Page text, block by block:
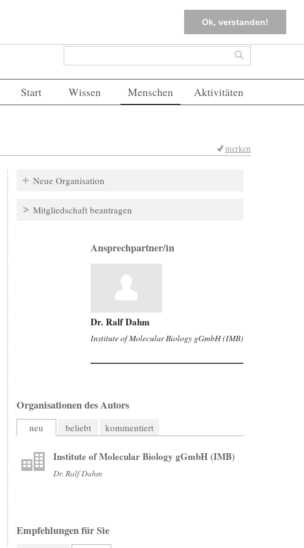
Ok, verstanden!
FAQs Einloggen
Suchformular Suche
Start Wissen Menschen Aktivitäten
merken
Neue Organisation
Mitgliedschaft beantragen
Ansprechpartner/in
Dr. Ralf Dahm
Institute of Molecular Biology gGmbH (IMB)
Organisationen des Autors
neu beliebt kommentiert
Institute of Molecular Biology gGmbH (IMB)
Dr. Ralf Dahm
Empfehlungen für Sie